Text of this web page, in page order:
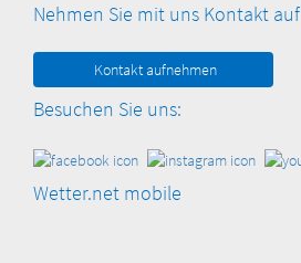
Nehmen Sie mit uns Kontakt auf
Kontakt aufnehmen
Besuchen Sie uns:
Wetter.net mobile